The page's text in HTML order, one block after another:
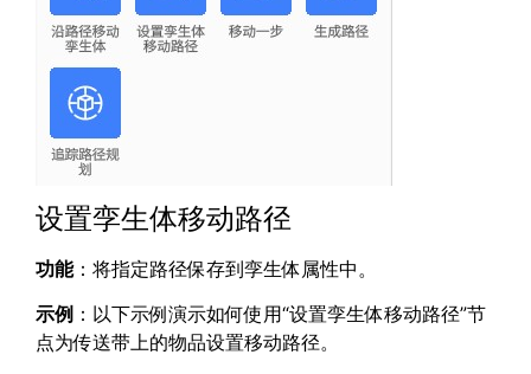
设置孪生体移动路径
功能：将指定路径保存到孪生体属性中。
示例 ：以下示例演示如何使用“设置孪生体移动路径”节
点为传送带上的物品设置移动路径。